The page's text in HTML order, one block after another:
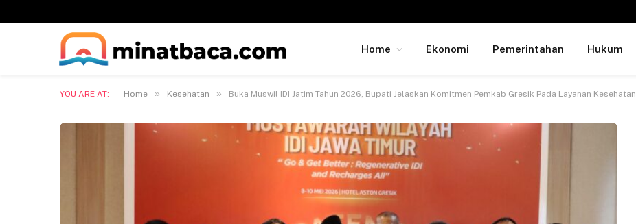
Home Ekonomi Pemerintahan Hukum
YOU ARE AT: Home » Kesehatan » Buka Muswil IDI Jatim Tahun 2026, Bupati Jelaskan Komitmen Pemkab Gresik Pada Layanan Kesehatan